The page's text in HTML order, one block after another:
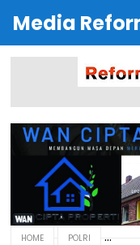
Media
HOME POLRI